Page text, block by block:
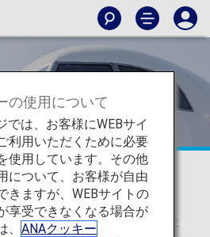
ドシェアのご案内
サービスは以下のとおり運航会社
の使用について
では、お客様にWEBサイ
利用いただくために必要
使用しています。その他
について、お客様が自由
きますが、WEBサイトの
享受できなくなる場合が
ANAクッキー